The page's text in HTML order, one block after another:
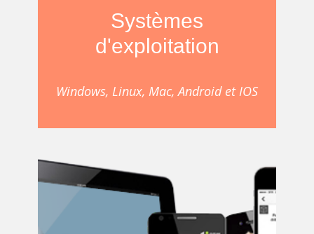
Systèmes
d'exploitation
Windows, Linux, Mac, Android et IOS